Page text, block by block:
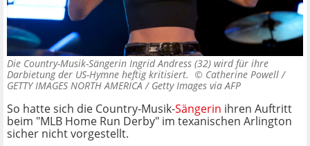
Die Country-Musik-Sängerin Ingrid Andress (32) wird für ihre
Darbietung der US-Hymne heftig kritisiert. © Catherine Powell /
GETTY IMAGES NORTH AMERICA / Getty Images via AFP
So hatte sich die Country-Musik-Sängerin ihren Auftritt
beim "MLB Home Run Derby" im texanischen Arlington
sicher nicht vorgestellt.